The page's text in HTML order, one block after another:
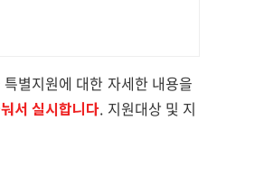
별지원에 대한 자세한 내용을
서 실시합니다. 지원대상 및 지